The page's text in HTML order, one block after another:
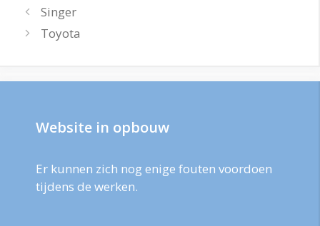
Singer
Toyota
Website in opbouw
Er kunnen zich nog enige fouten voordoen
tijdens de werken.